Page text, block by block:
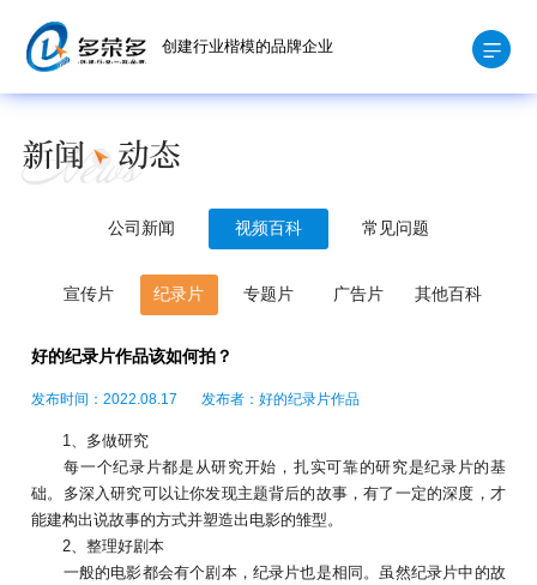
创建行业楷模的品牌企业
公司新闻 视频百科 常见问题
宣传片 纪录片 专题片 广告片 其他百科
好的纪录片作品该如何拍？
发布时间：2022.08.17 发布者：好的纪录片作品
1、多做研究
每一个纪录片都是从研究开始，扎实可靠的研究是纪录片的基
础。多深入研究可以让你发现主题背后的故事，有了一定的深度，才
能建构出说故事的方式并塑造出电影的雏型。
2、整理好剧本
一般的电影都会有个剧本，纪录片也是相同。虽然纪录片中的故